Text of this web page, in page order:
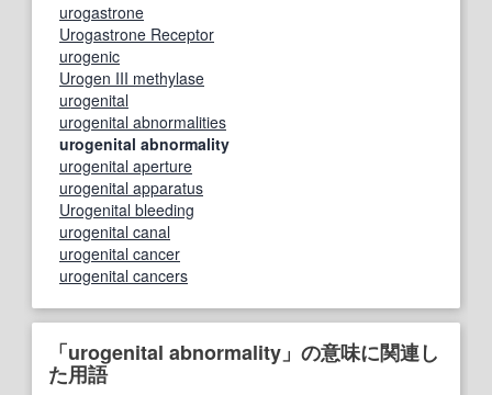
urogastrone
Urogastrone Receptor
urogenic
Urogen III methylase
urogenital
urogenital abnormalities
urogenital abnormality
urogenital aperture
urogenital apparatus
Urogenital bleeding
urogenital canal
urogenital cancer
urogenital cancers
「urogenital abnormality」の意味に関連し
た用語